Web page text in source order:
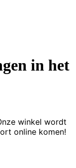
in het
winkel wordt
online komen!